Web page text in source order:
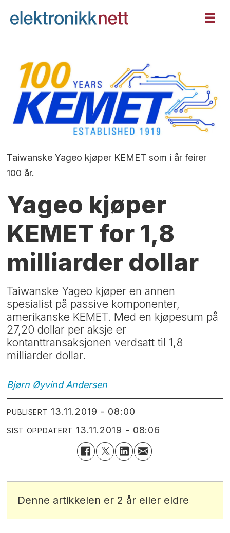
Taiwanske Yageo kjøper KEMET som i år feirer
100 år.
Yageo kjøper
KEMET for 1,8
milliarder dollar
Taiwanske Yageo kjøper en annen
spesialist på passive komponenter,
amerikanske KEMET. Med en kjøpesum på
27,20 dollar per aksje er
kontanttransaksjonen verdsatt til 1,8
milliarder dollar.
Bjørn Øyvind Andersen
PUBLISERT 13.11.2019 - 08:00
SIST OPPDATERT 13.11.2019 - 08:06
Denne artikkelen er 2 år eller eldre